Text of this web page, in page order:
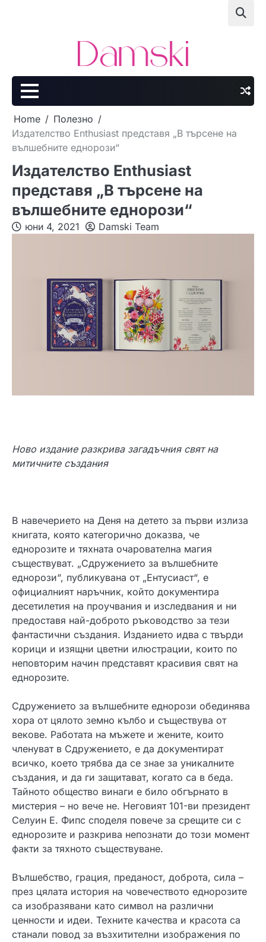
Home
Полезно
Издателство Enthusiast представя „В търсене на
вълшебните еднорози“
Издателство Enthusiast
представя „В търсене на
вълшебните еднорози“
юни 4, 2021 Damski Team
Ново издание разкрива загадъчния свят на
митичните създания
В навечерието на Деня на детето за първи излиза
книгата, която категорично доказва, че
еднорозите и тяхната очарователна магия
съществуват. „Сдружението за вълшебните
еднорози“, публикувана от „Ентусиаст“, е
официалният наръчник, който документира
десетилетия на проучвания и изследвания и ни
предоставя най-доброто ръководство за тези
фантастични създания. Изданието идва с твърди
корици и изящни цветни илюстрации, които по
неповторим начин представят красивия свят на
еднорозите.
Сдружението за вълшебните еднорози обединява
хора от цялото земно кълбо и съществува от
векове. Работата на мъжете и жените, които
членуват в Сдружението, е да документират
всичко, което трябва да се знае за уникалните
създания, и да ги защитават, когато са в беда.
Тайното общество винаги е било обгърнато в
мистерия – но вече не. Неговият 101-ви президент
Селуин Е. Фипс споделя повече за срещите си с
еднорозите и разкрива непознати до този момент
факти за тяхното съществуване.
Вълшебство, грация, преданост, доброта, сила –
през цялата история на човечеството еднорозите
са изобразявани като символ на различни
ценности и идеи. Техните качества и красота са
станали повод за възхитителни изображения по